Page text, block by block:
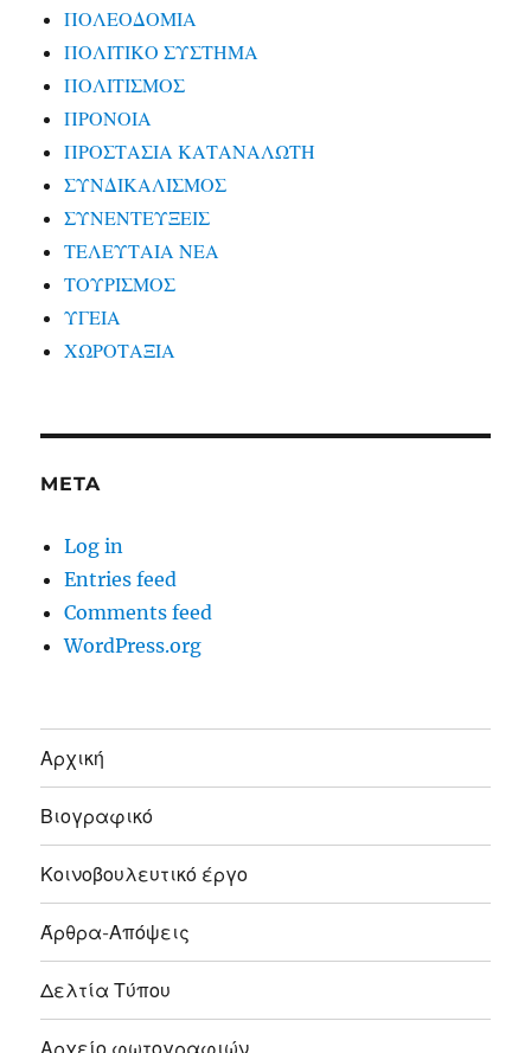
ΠΟΛΕΟΔΟΜΙΑ
ΠΟΛΙΤΙΚΟ ΣΥΣΤΗΜΑ
ΠΟΛΙΤΙΣΜΟΣ
ΠΡΟΝΟΙΑ
ΠΡΟΣΤΑΣΙΑ ΚΑΤΑΝΑΛΩΤΗ
ΣΥΝΔΙΚΑΛΙΣΜΟΣ
ΣΥΝΕΝΤΕΥΞΕΙΣ
ΤΕΛΕΥΤΑΙΑ ΝΕΑ
ΤΟΥΡΙΣΜΟΣ
ΥΓΕΙΑ
ΧΩΡΟΤΑΞΙΑ
META
Log in
Entries feed
Comments feed
WordPress.org
Αρχική
Βιογραφικό
Κοινοβουλευτικό έργο
Άρθρα-Απόψεις
Δελτία Τύπου
Αρχείο φωτογραφιών